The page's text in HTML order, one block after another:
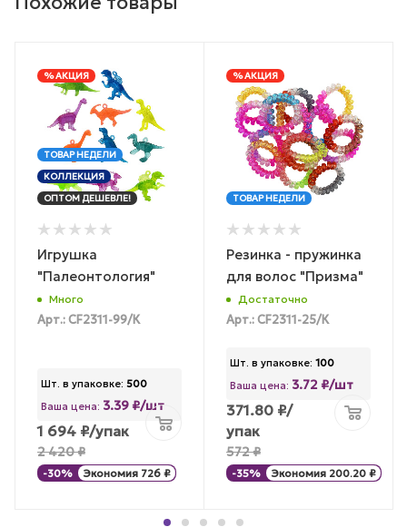
% АКЦИЯ
ТОВАР НЕДЕЛИ
КОЛЛЕКЦИЯ
ОПТОМ ДЕШЕВЛЕ!
Игрушка
"Палеонтология"
Много
Арт.: CF2311-99/К
Шт. в упаковке: 500
Ваша цена: 3.39 ₽/шт
1 694 ₽/упак
2 420₽
-30% Экономия 726 ₽
% АКЦИЯ
ТОВАР НЕДЕЛИ
Резинка - пружинка
для волос "Призма"
Достаточно
Арт.: CF2311-25/К
Шт. в упаковке: 100
Ваша цена: 3.72 ₽/шт
371.80 ₽/
упак
572₽
-35% Экономия 200.20 ₽